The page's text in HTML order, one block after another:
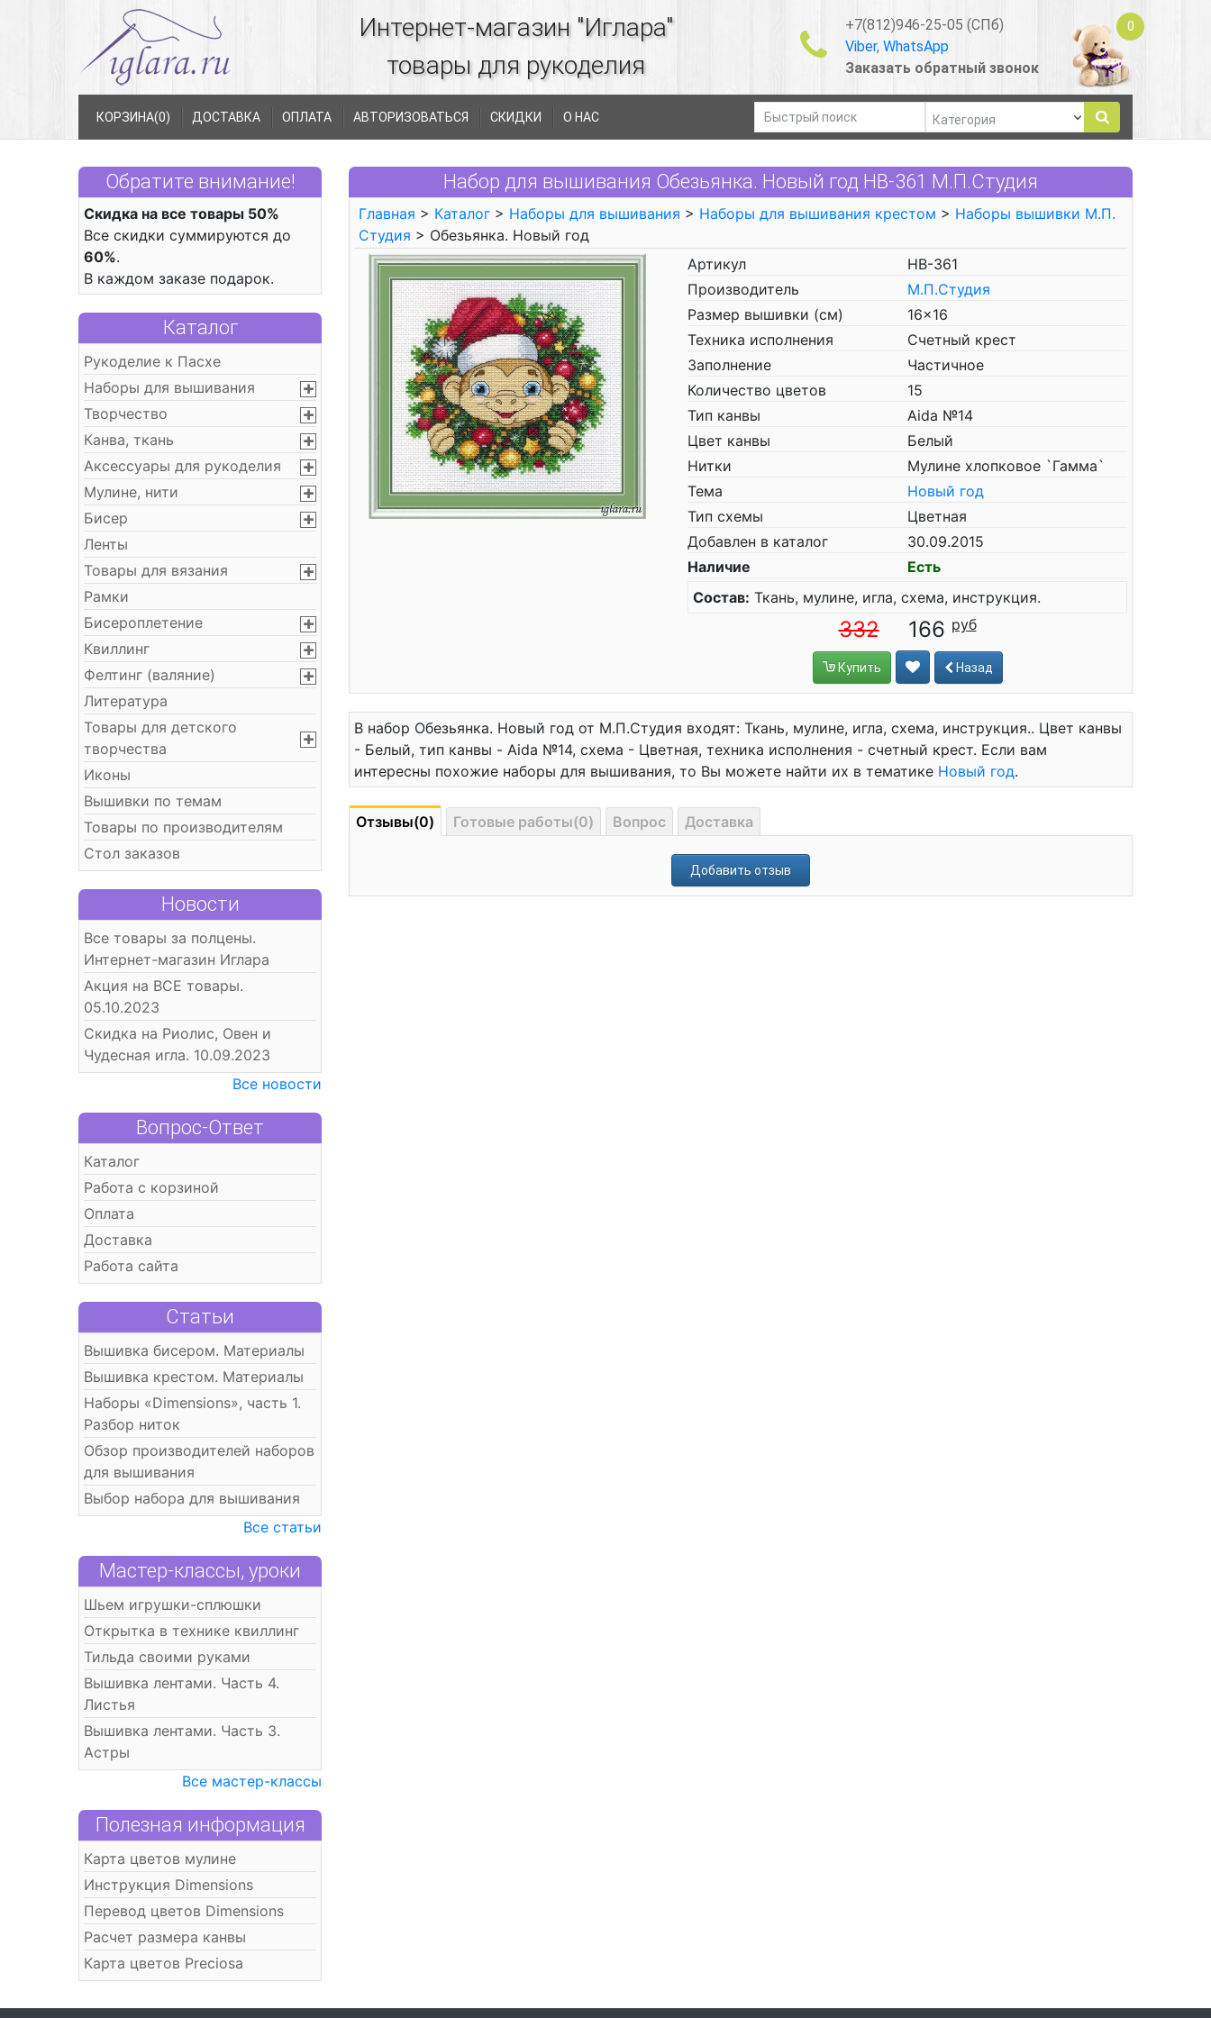
Интернет-магазин "Иглара"
товары для рукоделия
+7(812)946-25-05 (СПб)
Viber, WhatsApp
Заказать обратный звонок
0
КОРЗИНА(0) ДОСТАВКА ОПЛАТА АВТОРИЗОВАТЬСЯ СКИДКИ О НАС
Обратите внимание!
Скидка на все товары 50%
Все скидки суммируются до
60%.
В каждом заказе подарок.
Каталог
Рукоделие к Пасхе
Наборы для вышивания
Творчество
Канва, ткань
Аксессуары для рукоделия
Мулине, нити
Бисер
Ленты
Товары для вязания
Рамки
Бисероплетение
Квиллинг
Фелтинг (валяние)
Литература
Товары для детского
творчества
Иконы
Вышивки по темам
Товары по производителям
Стол заказов
Новости
Все товары за полцены.
Интернет-магазин Иглара
Акция на ВСЕ товары.
05.10.2023
Скидка на Риолис, Овен и
Чудесная игла. 10.09.2023
Все новости
Вопрос-Ответ
Каталог
Работа с корзиной
Оплата
Доставка
Работа сайта
Статьи
Вышивка бисером. Материалы
Вышивка крестом. Материалы
Наборы «Dimensions», часть 1.
Разбор ниток
Обзор производителей наборов
для вышивания
Выбор набора для вышивания
Все статьи
Мастер-классы, уроки
Шьем игрушки-сплюшки
Открытка в технике квиллинг
Тильда своими руками
Вышивка лентами. Часть 4.
Листья
Вышивка лентами. Часть 3.
Астры
Все мастер-классы
Полезная информация
Карта цветов мулине
Инструкция Dimensions
Перевод цветов Dimensions
Расчет размера канвы
Карта цветов Preciosa
Набор для вышивания Обезьянка. Новый год НВ-361 М.П.Студия
Главная > Каталог > Наборы для вышивания > Наборы для вышивания крестом > Наборы вышивки М.П.
Студия > Обезьянка. Новый год
Артикул
НВ-361
Производитель
М.П.Студия
Размер вышивки (см)
16x16
Техника исполнения
Счетный крест
Заполнение
Частичное
Количество цветов
15
Тип канвы
Aida №14
Цвет канвы
Белый
Нитки
Мулине хлопковое `Гамма`
Тема
Новый год
Тип схемы
Цветная
Добавлен в каталог
30.09.2015
Наличие
Есть
Состав: Ткань, мулине, игла, схема, инструкция.
332 166
Купить Назад
В набор Обезьянка. Новый год от М.П.Студия входят: Ткань, мулине, игла, схема, инструкция.. Цвет канвы
- Белый, тип канвы - Aida №14, схема - Цветная, техника исполнения - счетный крест. Если вам
интересны похожие наборы для вышивания, то Вы можете найти их в тематике Новый год.
Отзывы(0) Готовые работы(0) Вопрос Доставка
Добавить отзыв